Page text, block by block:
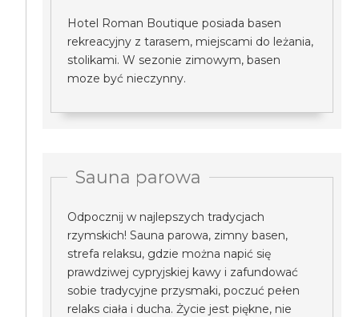
Hotel Roman Boutique posiada basen
rekreacyjny z tarasem, miejscami do leżania,
stolikami. W sezonie zimowym, basen
moze być nieczynny.
Sauna parowa
Odpocznij w najlepszych tradycjach
rzymskich! Sauna parowa, zimny basen,
strefa relaksu, gdzie można napić się
prawdziwej cypryjskiej kawy i zafundować
sobie tradycyjne przysmaki, poczuć pełen
relaks ciała i ducha. Życie jest piękne, nie